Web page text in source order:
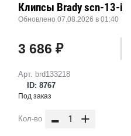
Арт. brd133218
ID: 8767
Клипсы Brady scn-13-i
Обновлено 07.08.2026 в 01:40
3 686 ₽
Под заказ
Кол-во - +